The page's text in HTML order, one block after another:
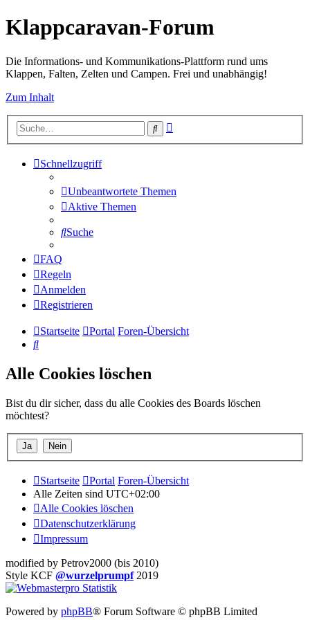
Klappcaravan-Forum
Die Informations- und Kommunikations-Plattform rund ums
Klappen, Falten, Zelten und Campen. Frei und unabhängig!
Zum Inhalt
Suche
Schnellzugriff
Unbeantwortete Themen
Aktive Themen
Suche
FAQ
Regeln
Anmelden
Registrieren
Startseite Portal Foren-Übersicht
Suche
Alle Cookies löschen
Bist du dir sicher, dass du alle Cookies des Boards löschen
möchtest?
Startseite Portal Foren-Übersicht
Alle Zeiten sind UTC+02:00
Alle Cookies löschen
Datenschutzerklärung
Impressum
modified by Petrov2000 (bis 2010)
Style KCF @wurzelprumpf2019
Powered by phpBB® Forum Software © phpBB Limited